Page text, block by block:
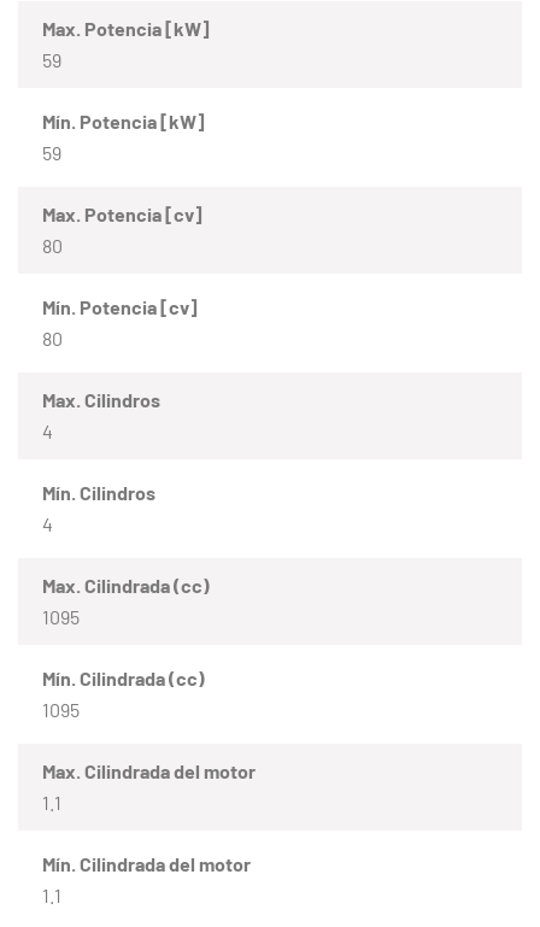
Max. Potencia [kW]
59
Mín. Potencia [kW]
59
Max. Potencia [cv]
80
Mín. Potencia [cv]
80
Max. Cilindros
4
Mín. Cilindros
4
Max. Cilindrada (cc)
1095
Mín. Cilindrada (cc)
1095
Max. Cilindrada del motor
1.1
Mín. Cilindrada del motor
1.1